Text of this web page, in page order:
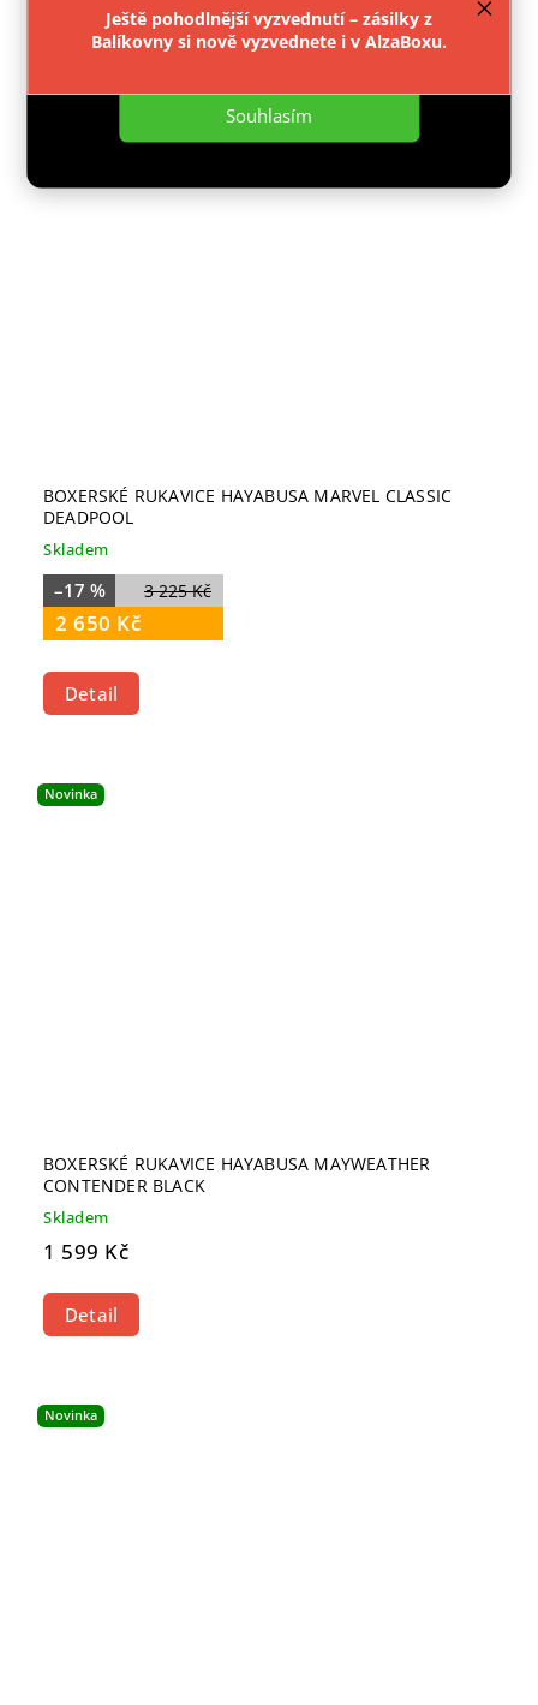
Nastavení
Souhlasím
Ještě pohodlnější vyzvednutí – zásilky z
Balíkovny si nově vyzvednete i v AlzaBoxu.
Detail
BOXERSKÉ RUKAVICE HAYABUSA MARVEL CLASSIC
DEADPOOL
Skladem
3 225 Kč
–17 %
2 650 Kč
Detail
Novinka
BOXERSKÉ RUKAVICE HAYABUSA MAYWEATHER
CONTENDER BLACK
Skladem
1 599 Kč
Detail
Novinka